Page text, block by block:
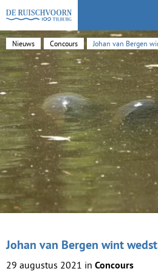
KEHV de Ruischvoorn
Nieuws Concours Johan van Bergen
Johan van Bergen wint
29 augustus 2021 in Concours